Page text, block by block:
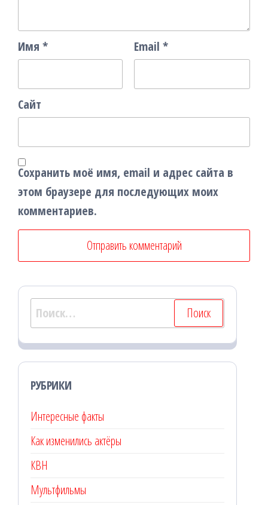
Имя * Email *
Сайт
Сохранить моё имя, email и адрес сайта в
этом браузере для последующих моих
комментариев.
Найти:
РУБРИКИ
Интересные факты
Как изменились актёры
КВН
Мультфильмы